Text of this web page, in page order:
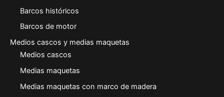
Barcos históricos
Barcos de motor
Medios cascos y medias maquetas
Medios cascos
Medias maquetas
Medias maquetas con marco de madera